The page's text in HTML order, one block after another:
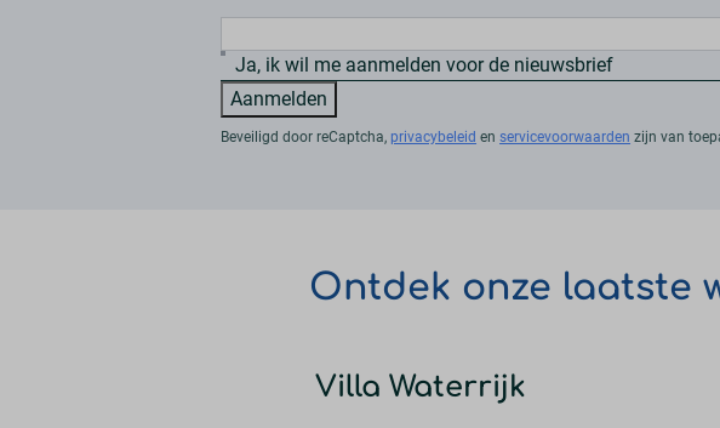
Ja, ik wil me aanmelden voor de nieuwsbrief
Aanmelden
Beveiligd door reCaptcha, privacybeleid enservicevoorwaarden zijn van
Ontdek onze laatste
Villa Waterrijk